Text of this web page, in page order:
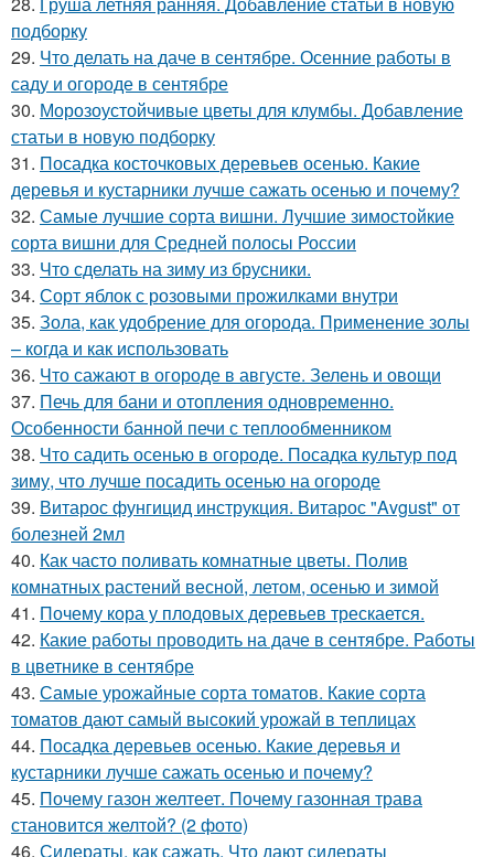
подборку
29. Что делать на даче в сентябре. Осенние работы в
саду и огороде в сентябре
30. Морозоустойчивые цветы для клумбы. Добавление
статьи в новую подборку
31. Посадка косточковых деревьев осенью. Какие
деревья и кустарники лучше сажать осенью и почему?
32. Самые лучшие сорта вишни. Лучшие зимостойкие
сорта вишни для Средней полосы России
33. Что сделать на зиму из брусники.
34. Сорт яблок с розовыми прожилками внутри
35. Зола, как удобрение для огорода. Применение золы
– когда и как использовать
36. Что сажают в огороде в августе. Зелень и овощи
37. Печь для бани и отопления одновременно.
Особенности банной печи с теплообменником
38. Что садить осенью в огороде. Посадка культур под
зиму, что лучше посадить осенью на огороде
39. Витарос фунгицид инструкция. Витарос "Avgust" от
болезней 2мл
40. Как часто поливать комнатные цветы. Полив
комнатных растений весной, летом, осенью и зимой
41. Почему кора у плодовых деревьев трескается.
42. Какие работы проводить на даче в сентябре. Работы
в цветнике в сентябре
43. Самые урожайные сорта томатов. Какие сорта
томатов дают самый высокий урожай в теплицах
44. Посадка деревьев осенью. Какие деревья и
кустарники лучше сажать осенью и почему?
45. Почему газон желтеет. Почему газонная трава
становится желтой? (2 фото)
46. Сидераты, как сажать. Что дают сидераты